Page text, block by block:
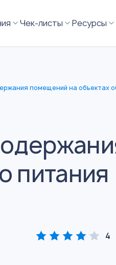
Чек-листы Ресурсы
помещений на объектах
питания
4